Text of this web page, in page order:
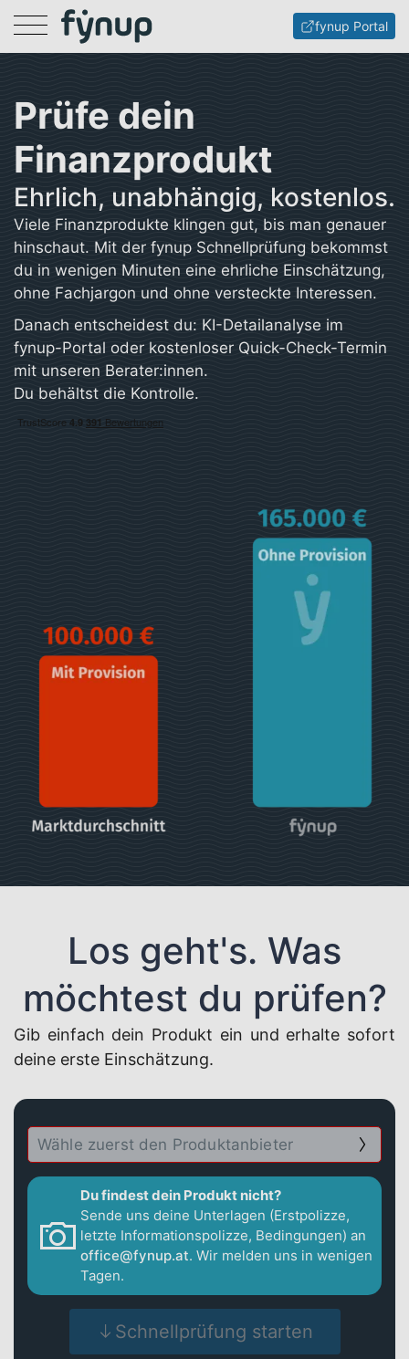
Menu fynup Portal
Prüfe dein
Finanzprodukt
Ehrlich, unabhängig, kostenlos.
Viele Finanzprodukte klingen gut, bis man genauer
hinschaut. Mit der fynup Schnellprüfung bekommst
du in wenigen Minuten eine ehrliche Einschätzung,
ohne Fachjargon und ohne versteckte Interessen.
Danach entscheidest du: KI-Detailanalyse im
fynup-Portal oder kostenloser Quick-Check-Termin
mit unseren Berater:innen.
Du behältst die Kontrolle.
Los geht's. Was
möchtest du prüfen?
Gib einfach dein Produkt ein und erhalte sofort
deine erste Einschätzung.
Du findest dein Produkt nicht?
Sende uns deine Unterlagen (Erstpolizze,
letzte Informationspolizze, Bedingungen) an
office@fynup.at. Wir melden uns in wenigen
Tagen.
Schnellprüfung starten